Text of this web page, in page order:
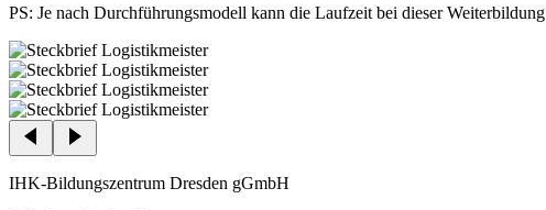
PS: Je nach Durchführungsmodell kann die Laufzeit bei dieser
IHK-Bildungszentrum Dresden gGmbH